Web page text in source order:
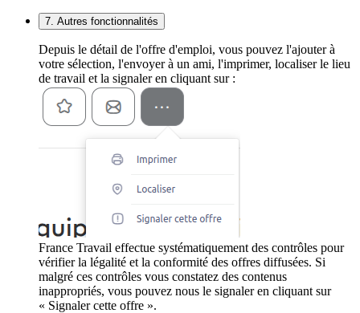
7. Autres fonctionnalités
Depuis le détail de l'offre d'emploi, vous pouvez l'ajouter à
votre sélection, l'envoyer à un ami, l'imprimer, localiser le lieu
de travail et la signaler en cliquant sur :
France Travail effectue systématiquement des contrôles pour
vérifier la légalité et la conformité des offres diffusées. Si
malgré ces contrôles vous constatez des contenus
inappropriés, vous pouvez nous le signaler en cliquant sur
« Signaler cette offre ».